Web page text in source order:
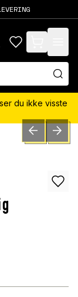
items in cart,
du ikke visste
PREVIOUSNEXT